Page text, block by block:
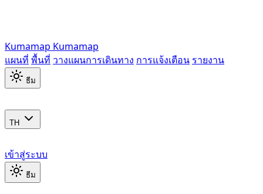
Kumamap Kumamap
แผนที่ พื้นที่ วางแผนการเดินทาง การแจ้งเตือน รายงาน
ธีม
TH
เข้าสู่ระบบ
ธีม